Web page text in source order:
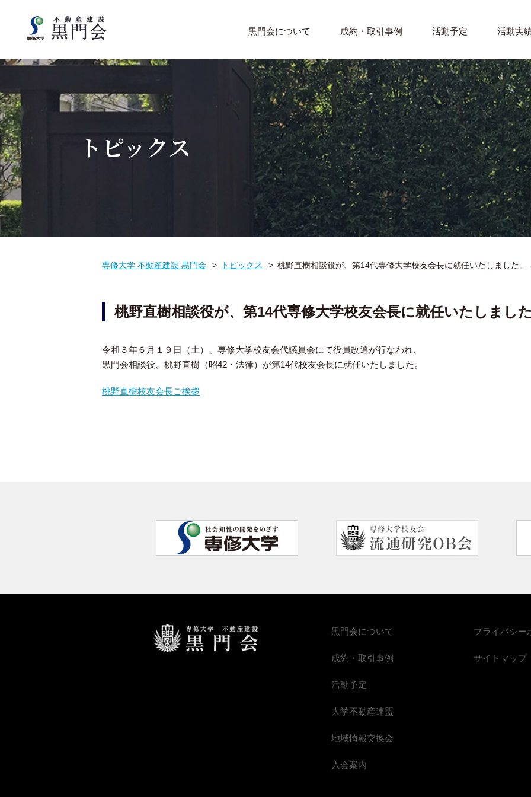
黒門会について 成約・取引事例 活動予定 活動実
トピックス
専修大学 不動産建設 黒門会 トピックス 桃野直樹相談役が、第14代専修大学校友会長に就任いたしました
桃野直樹相談役が、第14代専修大学校友会長に就任いたしまし
令和３年６月１９日（土）、専修大学校友会代議員会にて役員改選が行なわれ、
黒門会相談役、桃野直樹（昭42・法律）が第14代校友会長に就任いたしました。
桃野直樹校友会長ご挨拶
黒門会について
成約・取引事例
活動予定
大学不動産連盟
地域情報交換会
入会案内
プライバシー
サイトマップ